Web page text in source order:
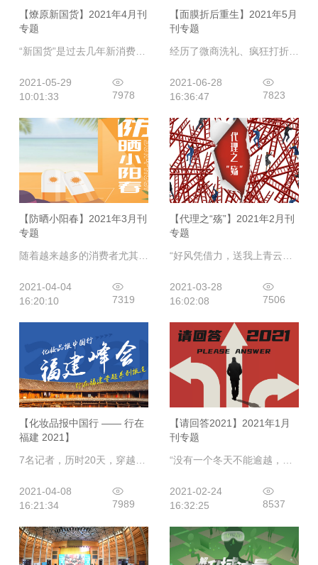
【燎原新国货】2021年4月刊
专题
2021-05-29
10:01:33
7978
【面膜折后重生】2021年5月
刊专题
2021-06-28
16:36:47
7823
【防晒小阳春】2021年3月刊
专题
2021-04-04
16:20:10
7319
【代理之“殇”】2021年2月刊
专题
2021-03-28
16:02:08
7506
【化妆品报中国行 —— 行在
福建 2021】
2021-04-08
16:21:34
7989
【请回答2021】2021年1月
刊专题
2021-02-24
16:32:25
8537